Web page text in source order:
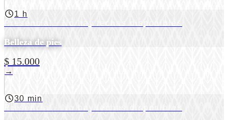
1 h
Belleza de pies
$ 15.000
→
30 min